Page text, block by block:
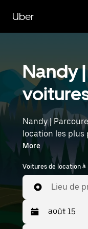
contenu
principal
Uber
Nandy
Nandy |
location les plus
voitures
passant par les
véhicules
groupes
Saisissez l'heure
exemple : Paris
voitures de
More
Voitures de location à
Lieu de